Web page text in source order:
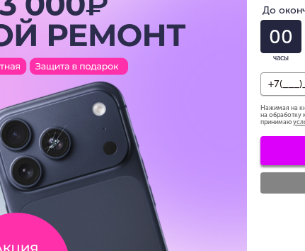
Сроки:
00:30
Гарантия:
3 мес.
Запчасть:
Сроки:
00:30
Гарантия:
3 мес.
Запчасть:
До
00
часы
Нажимая на
на обработку
принимаю